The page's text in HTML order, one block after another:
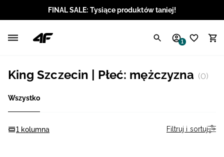
FINAL SALE: Tysiące produktów taniej!
1
King Szczecin | Płeć: mężczyzna (0)
Wszystko
1 kolumna Filtruj i sortuj
Angielski / USD
Chorwacki / EUR